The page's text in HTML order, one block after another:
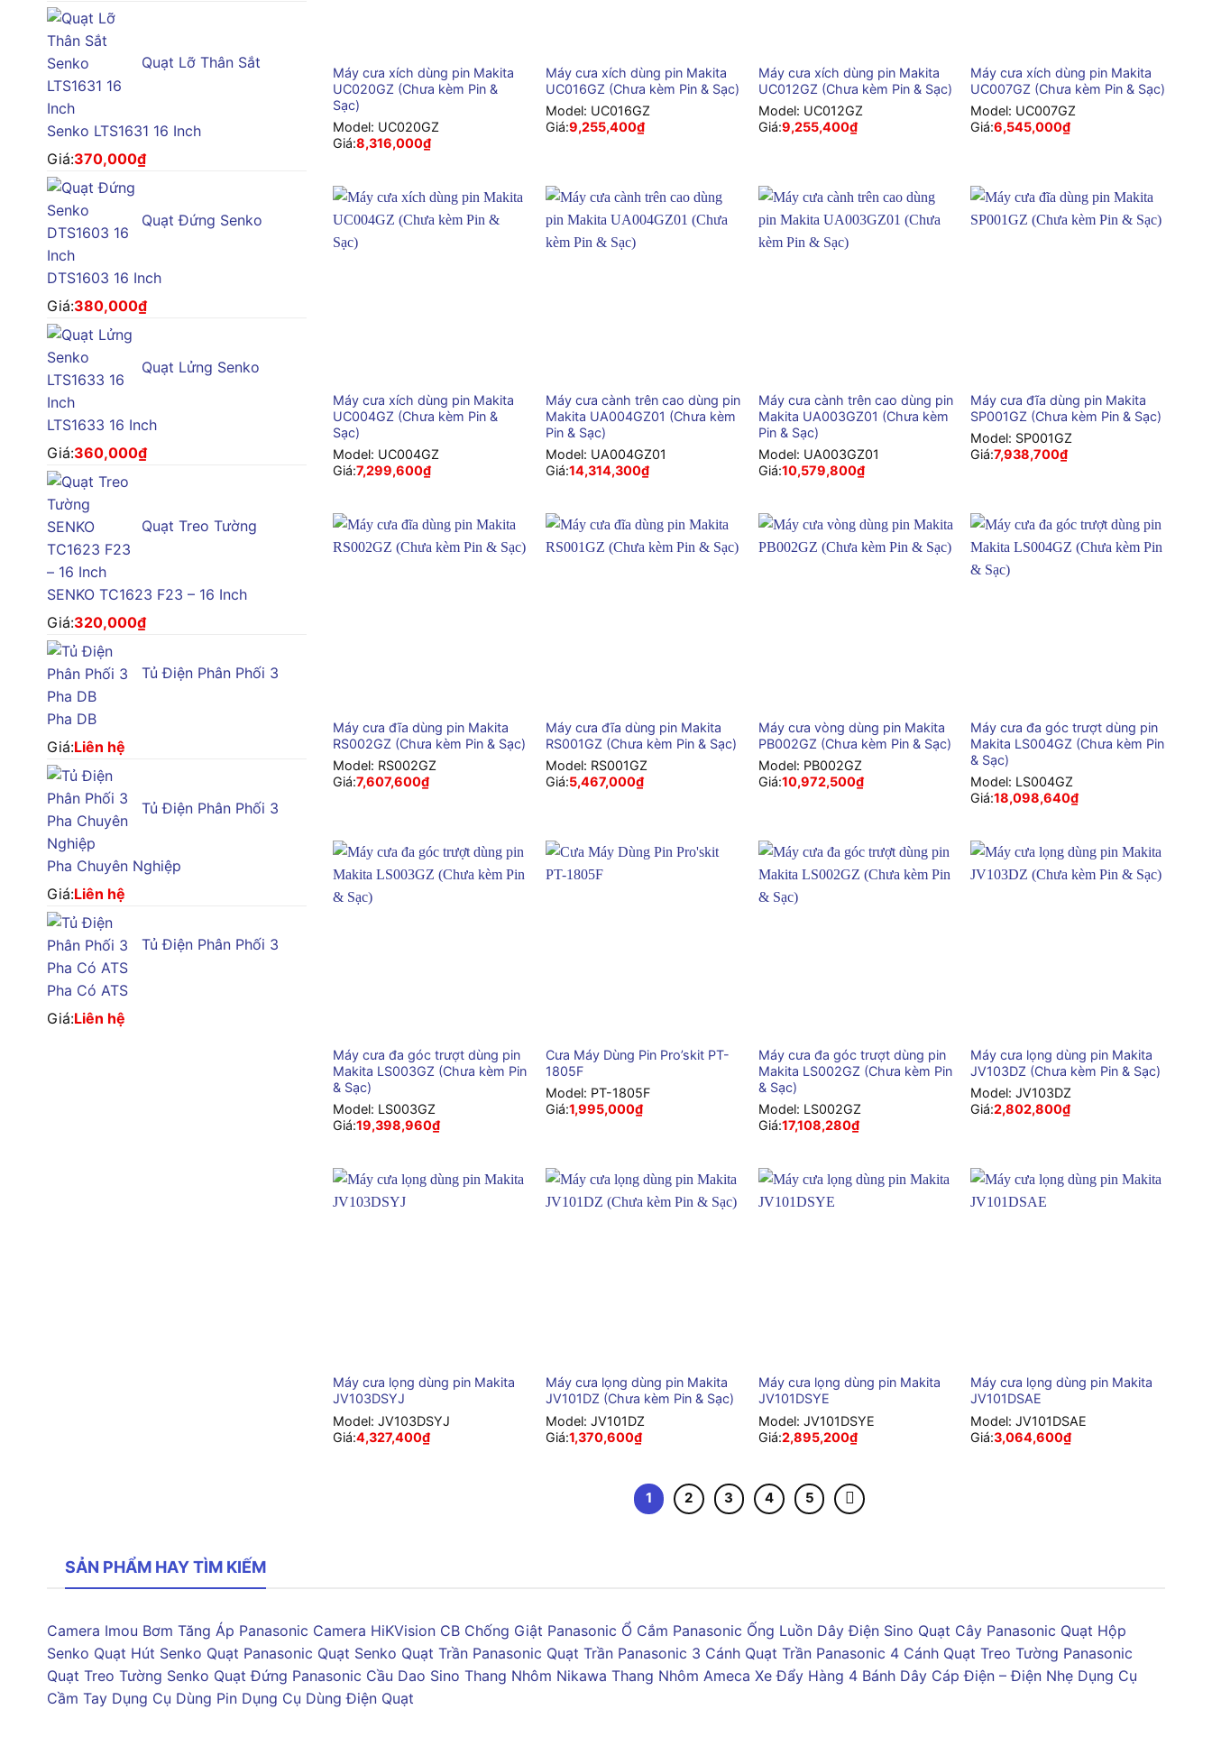
Quạt Lỡ Thân Sắt
Senko LTS1631 16 Inch
Giá:370,000₫
Quạt Đứng Senko
DTS1603 16 Inch
Giá:380,000₫
Quạt Lửng Senko
LTS1633 16 Inch
Giá:360,000₫
Quạt Treo Tường
SENKO TC1623 F23 – 16 Inch
Giá:320,000₫
Tủ Điện Phân Phối 3
Pha DB
Giá:Liên hệ
Tủ Điện Phân Phối 3
Pha Chuyên Nghiệp
Giá:Liên hệ
Tủ Điện Phân Phối 3
Pha Có ATS
Giá:Liên hệ
Máy cưa xích dùng pin Makita
UC020GZ (Chưa kèm Pin &
Sạc)
Model: UC020GZ
Giá:8,316,000₫
Máy cưa xích dùng pin Makita
UC016GZ (Chưa kèm Pin & Sạc)
Model: UC016GZ
Giá:9,255,400₫
Máy cưa xích dùng pin Makita
UC012GZ (Chưa kèm Pin & Sạc)
Model: UC012GZ
Giá:9,255,400₫
Máy cưa xích dùng pin Makita
UC007GZ (Chưa kèm Pin & Sạc)
Model: UC007GZ
Giá:6,545,000₫
Máy cưa xích dùng pin Makita
UC004GZ (Chưa kèm Pin &
Sạc)
Model: UC004GZ
Giá:7,299,600₫
Máy cưa cành trên cao dùng pin
Makita UA004GZ01 (Chưa kèm
Pin & Sạc)
Model: UA004GZ01
Giá:14,314,300₫
Máy cưa cành trên cao dùng pin
Makita UA003GZ01 (Chưa kèm
Pin & Sạc)
Model: UA003GZ01
Giá:10,579,800₫
Máy cưa đĩa dùng pin Makita
SP001GZ (Chưa kèm Pin & Sạc)
Model: SP001GZ
Giá:7,938,700₫
Máy cưa đĩa dùng pin Makita
RS002GZ (Chưa kèm Pin & Sạc)
Model: RS002GZ
Giá:7,607,600₫
Máy cưa đĩa dùng pin Makita
RS001GZ (Chưa kèm Pin & Sạc)
Model: RS001GZ
Giá:5,467,000₫
Máy cưa vòng dùng pin Makita
PB002GZ (Chưa kèm Pin & Sạc)
Model: PB002GZ
Giá:10,972,500₫
Máy cưa đa góc trượt dùng pin
Makita LS004GZ (Chưa kèm Pin
& Sạc)
Model: LS004GZ
Giá:18,098,640₫
Máy cưa đa góc trượt dùng pin
Makita LS003GZ (Chưa kèm Pin
& Sạc)
Model: LS003GZ
Giá:19,398,960₫
Cưa Máy Dùng Pin Pro’skit PT-
1805F
Model: PT-1805F
Giá:1,995,000₫
Máy cưa đa góc trượt dùng pin
Makita LS002GZ (Chưa kèm Pin
& Sạc)
Model: LS002GZ
Giá:17,108,280₫
Máy cưa lọng dùng pin Makita
JV103DZ (Chưa kèm Pin & Sạc)
Model:JV103DZ
Giá:2,802,800₫
Máy cưa lọng dùng pin Makita
JV103DSYJ
Model:JV103DSYJ
Giá:4,327,400₫
Máy cưa lọng dùng pin Makita
JV101DZ (Chưa kèm Pin & Sạc)
Model: JV101DZ
Giá:1,370,600₫
Máy cưa lọng dùng pin Makita
JV101DSYE
Model: JV101DSYE
Giá:2,895,200₫
Máy cưa lọng dùng pin Makita
JV101DSAE
Model:JV101DSAE
Giá:3,064,600₫
1 2 3 4 5
SẢN PHẨM HAY TÌM KIẾM
Camera Imou Bơm Tăng Áp Panasonic Camera HiKVision CB Chống Giật Panasonic Ổ Cắm Panasonic Ống Luồn Dây Điện Sino Quạt Cây Panasonic Quạt Hộp
Senko Quạt Hút Senko Quạt Panasonic Quạt Senko Quạt Trần Panasonic Quạt Trần Panasonic 3 Cánh Quạt Trần Panasonic 4 Cánh Quạt Treo Tường Panasonic
Quạt Treo Tường Senko Quạt Đứng Panasonic Cầu Dao Sino Thang Nhôm Nikawa Thang Nhôm Ameca Xe Đẩy Hàng 4 Bánh Dây Cáp Điện – Điện Nhẹ Dụng Cụ
Cầm Tay Dụng Cụ Dùng Pin Dụng Cụ Dùng Điện Quạt